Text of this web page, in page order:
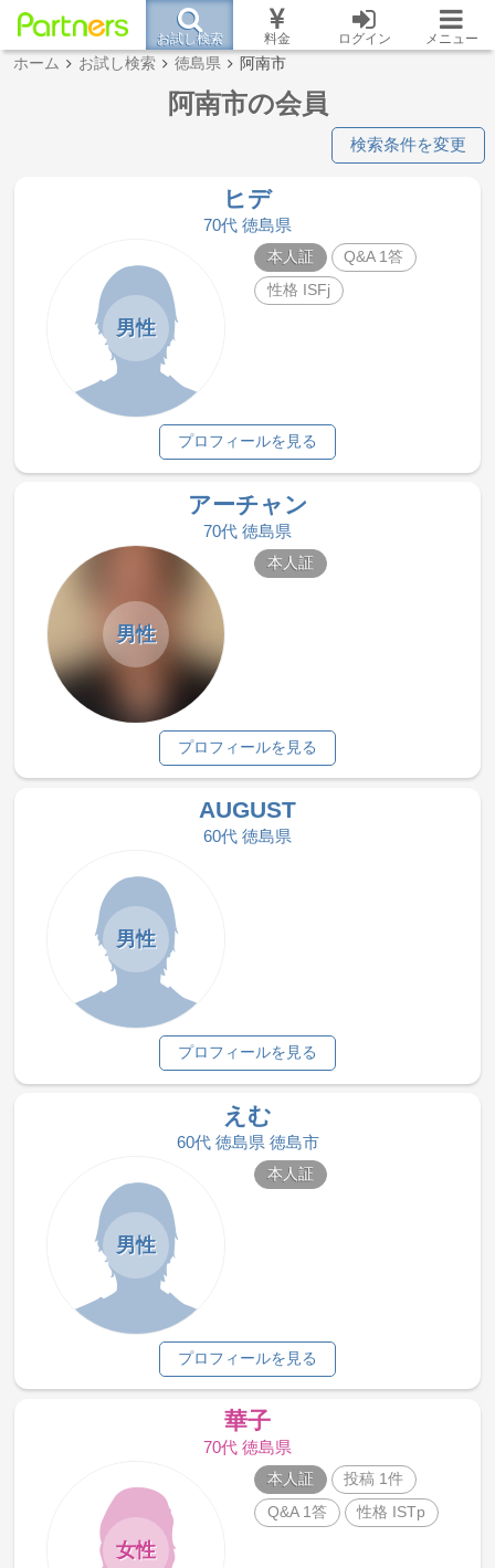
お試し検索 料金 ログイン メニュー
ホーム お試し検索 徳島県 阿南市
阿南市の会員
検索条件を変更
ヒデ
70代 徳島県
男性
本人証
Q&A 1答
性格 ISFj
プロフィールを見る
アーチャン
70代 徳島県
男性
本人証
プロフィールを見る
AUGUST
60代 徳島県
男性
プロフィールを見る
えむ
60代 徳島県 徳島市
男性
本人証
プロフィールを見る
華子
70代 徳島県
女性
本人証
投稿 1件
Q&A 1答
性格 ISTp